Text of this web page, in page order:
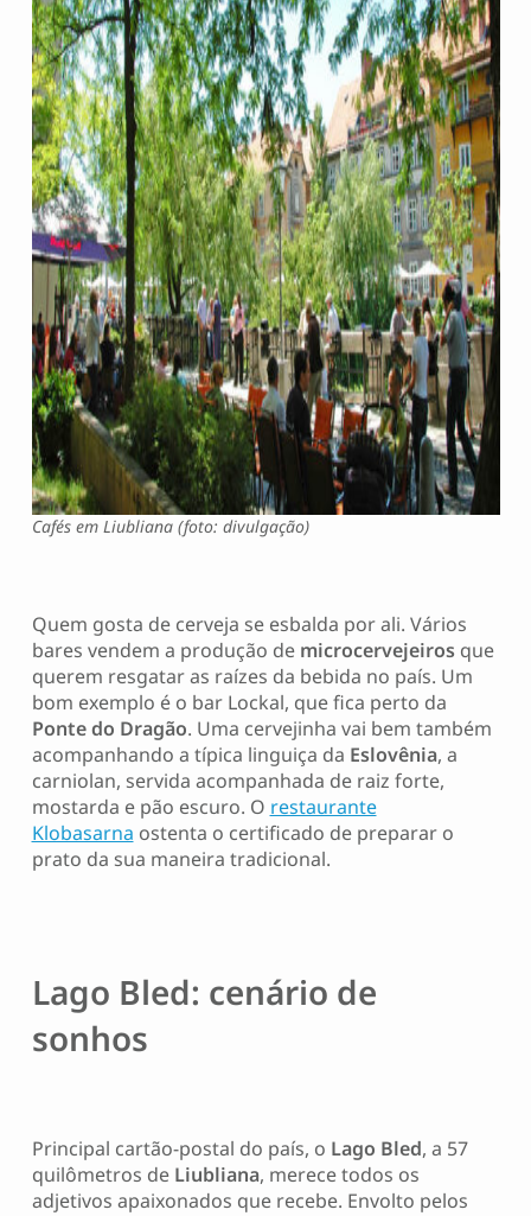
Cafés em Liubliana (foto: divulgação)
Quem gosta de cerveja se esbalda por ali. Vários
bares vendem a produção de microcervejeirosque
querem resgatar as raízes da bebida no país. Um
bom exemplo é o bar Lockal, que fica perto da
Ponte do Dragão. Uma cervejinha vai bem também
acompanhando a típica linguiça da Eslovênia, a
carniolan, servida acompanhada de raiz forte,
mostarda e pão escuro. O restaurante
Klobasarna ostenta o certificado de preparar o
prato da sua maneira tradicional.
Lago Bled: cenário de
sonhos
Principal cartão-postal do país, o Lago Bled, a 57
quilômetros de Liubliana, merece todos os
adjetivos apaixonados que recebe. Envolto pelos